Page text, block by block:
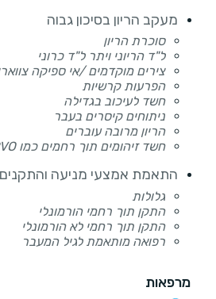
מעקב הריון בסיכון גבוה
סוכרת הריון
ל"ד הריוני ויתר ל"ד כרוני
צירים מוקדמים /אי ספיקה
הפרעות קרשיות
חשד לעיכוב בגדילה
ניתוחים קיסרים בעבר
הריון מרובה עוברים
חשד זיהומים תוך רחמים כמו CMV PARVO ועוד
התאמת אמצעי מניעה והתקנים
גלולות
התקן תוך רחמי הורמונלי
התקן תוך רחמי לא הורמונלי
רפואה מותאמת לגיל המעבר
מרפאות